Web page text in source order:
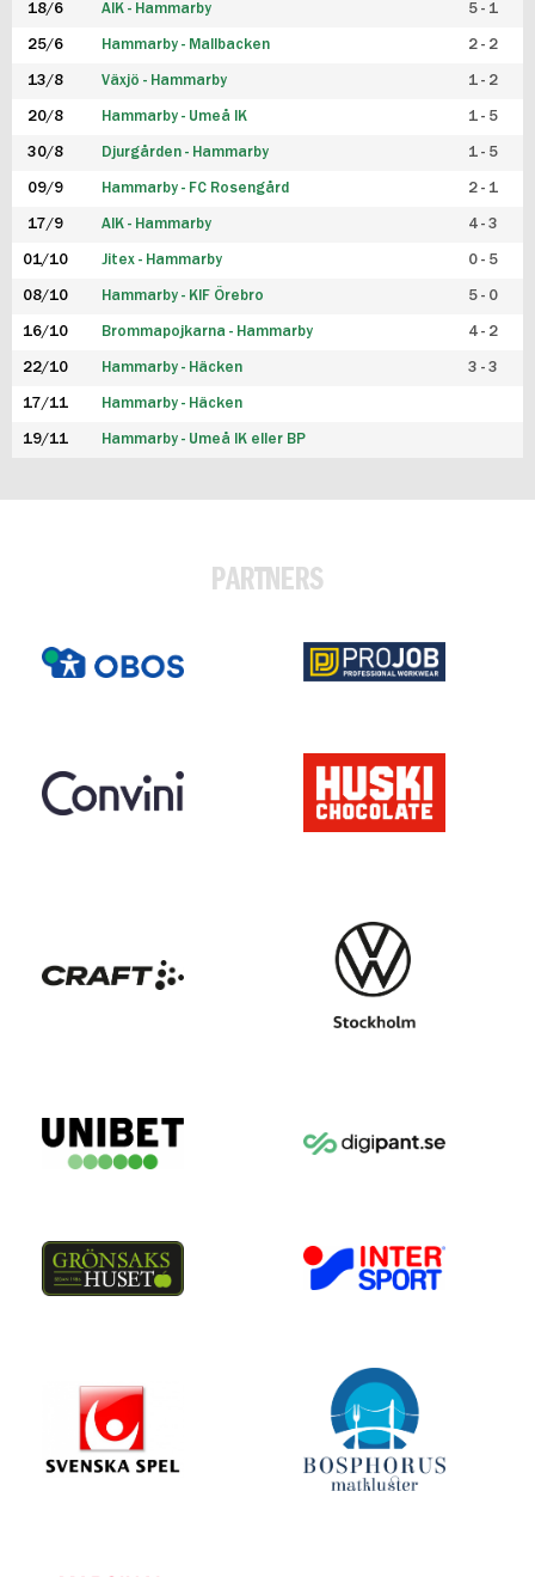
18/6 AIK - Hammarby 5 - 1
25/6 Hammarby - Mallbacken 2 - 2
13/8 Växjö - Hammarby 1 - 2
20/8 Hammarby - Umeå IK 1 - 5
30/8 Djurgården - Hammarby 1 - 5
09/9 Hammarby - FC Rosengård 2 - 1
17/9 AIK - Hammarby 4 - 3
01/10 Jitex - Hammarby 0 - 5
08/10 Hammarby - KIF Örebro 5 - 0
16/10 Brommapojkarna - Hammarby 4 - 2
22/10 Hammarby - Häcken 3 - 3
17/11 Hammarby - Häcken
19/11 Hammarby - Umeå IK eller BP
PARTNERS